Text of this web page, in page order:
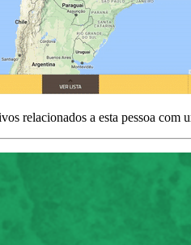
relacionados a esta pessoa